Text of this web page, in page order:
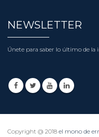
NEWSLETTER
Únete para saber lo último de la
Copyright @ 2018 el mono de